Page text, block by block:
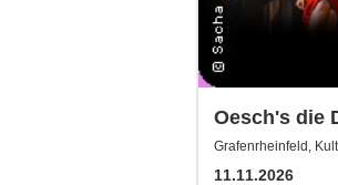
Oesch's die
Händmade
Grafenrheinfeld,
11.11.2026